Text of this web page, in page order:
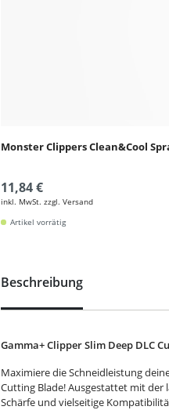
Monster Clippers Clean&Cool
11,84 €
inkl. MwSt. zzgl. Versand
Artikel vorrätig
Beschreibung
Gamma+ Clipper Slim Deep DLC
Maximiere die Schneidleistung
Cutting Blade! Ausgestattet mit der
Schärfe und vielseitige